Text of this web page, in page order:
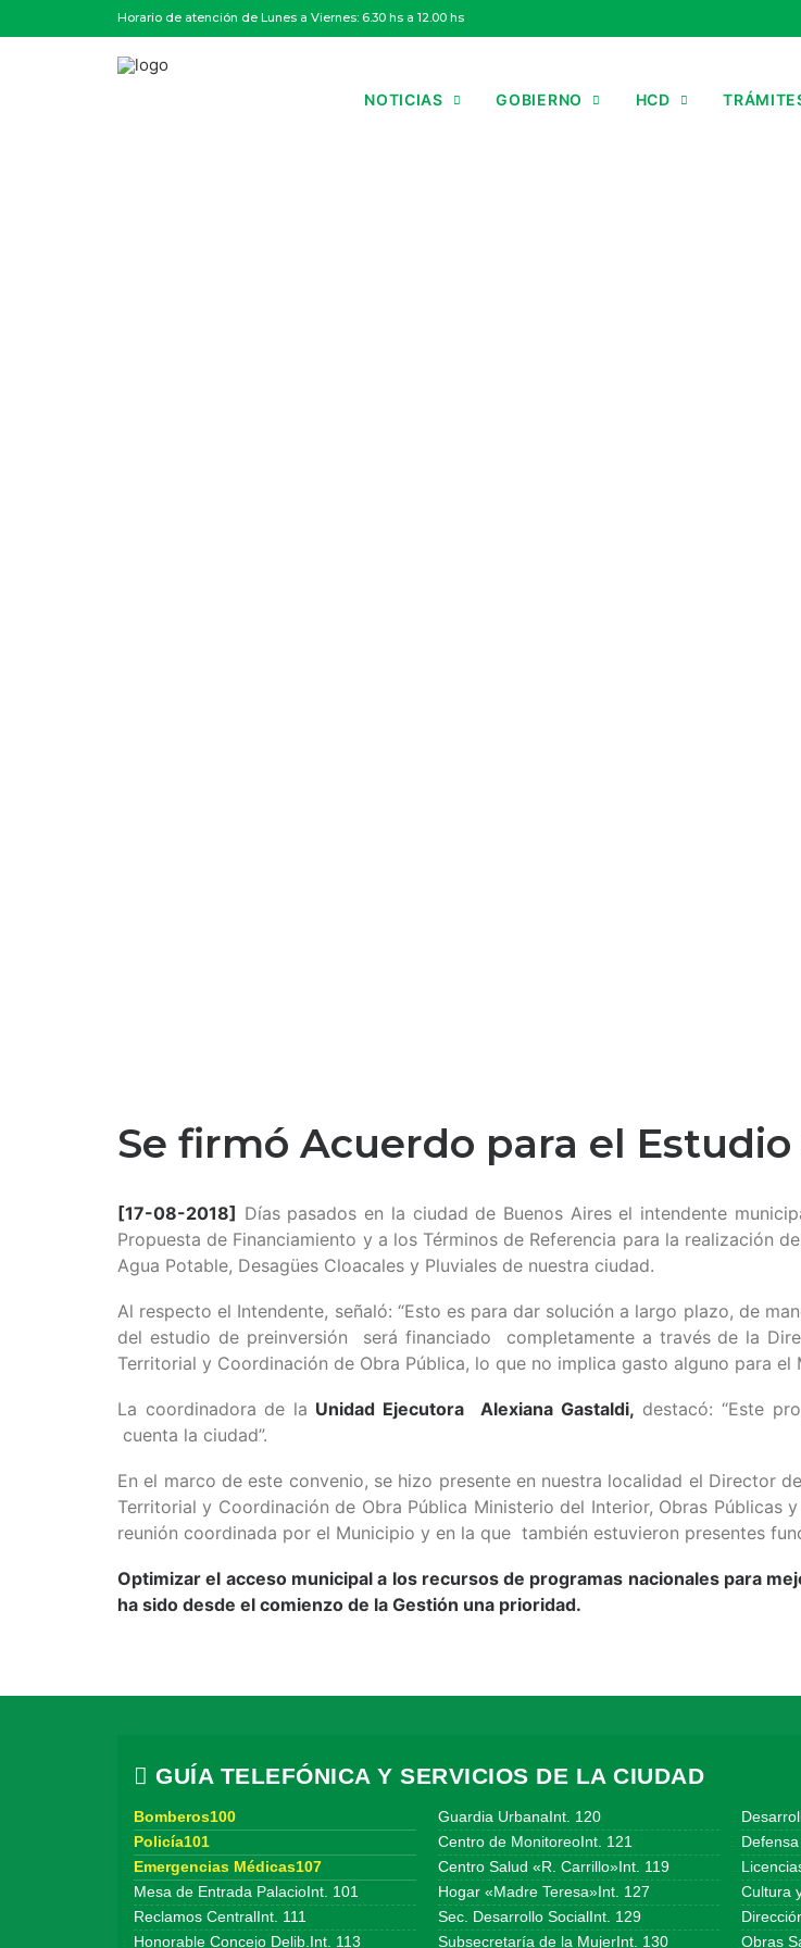
Horario de atención de Lunes a Viernes: 6.30 hs a 12.00 hs
NOTICIAS GOBIERNO HCD
Se firmó Acuerdo para el
[17-08-2018] Días pasados en la ciudad de Buenos Aires el intendente
Propuesta de Financiamiento y a los Términos de Referencia para la realización
Agua Potable, Desagües Cloacales y Pluviales de nuestra ciudad.
Al respecto el Intendente, señaló: “Esto es para dar solución a largo plazo, de
del estudio de preinversión será financiado completamente a través de la
Territorial y Coordinación de Obra Pública, lo que no implica gasto alguno para el
La coordinadora de la Unidad Ejecutora Alexiana Gastaldi, destacó: “Este
cuenta la ciudad”.
En el marco de este convenio, se hizo presente en nuestra localidad el Director
Territorial y Coordinación de Obra Pública Ministerio del Interior, Obras
reunión coordinada por el Municipio y en la que también estuvieron presentes
Optimizar el acceso municipal a los recursos de programas nacionales para
ha sido desde el comienzo de la Gestión una prioridad.
GUÍA TELEFÓNICA Y SERVICIOS DE LA CIUDAD
Bomberos100
Policía101
Emergencias Médicas107
Mesa de Entrada PalacioInt. 101
Reclamos CentralInt. 111
Honorable Concejo Delib.Int. 113
Guardia UrbanaInt. 120
Centro de MonitoreoInt. 121
Centro Salud «R. Carrillo»Int. 119
Hogar «Madre Teresa»Int. 127
Sec. Desarrollo SocialInt. 129
Subsecretaría de la MujerInt. 130
Cultura
Obras